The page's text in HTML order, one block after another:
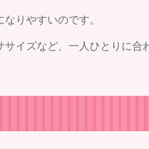
りやすいのです。
イズなど、一人ひとりに合